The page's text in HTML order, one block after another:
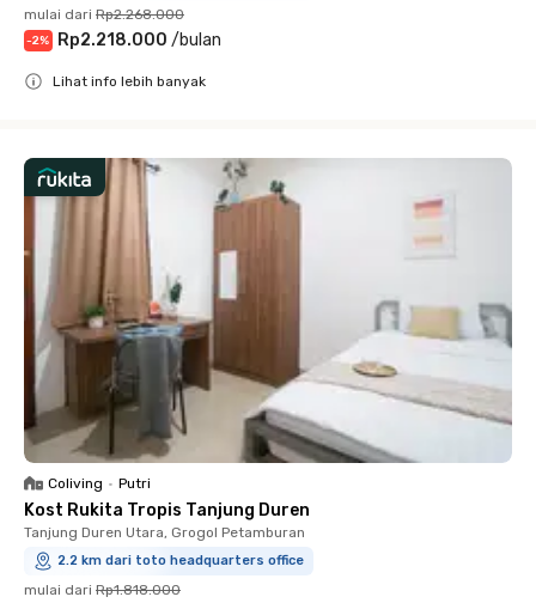
mulai dari Rp2.268.000
-2% Rp2.218.000 /bulan
Lihat info lebih banyak
Coliving • Putri
Kost Rukita Tropis Tanjung Duren
Tanjung Duren Utara, Grogol Petamburan
2.2 km dari toto headquarters office
mulai dari Rp1.818.000